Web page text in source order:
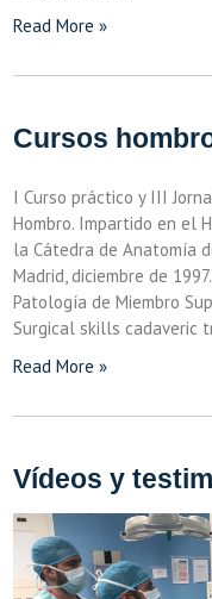
Read More »
Cursos
I Curso práctico y III
Hombro. Impartido en el
la Cátedra de Anatomía
Madrid, diciembre de
Patología de Miembro
Surgical skills cadaveric
Read More »
Vídeos y